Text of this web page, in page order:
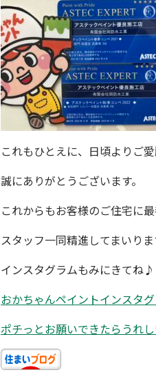
これもひとえに、日頃よりご
誠にありがとうございます。
これからもお客様のご住宅に
スタッフ一同精進してまいりま
インスタグラムもみにきてね♪
おかちゃんペイントインスタ
ポチっとお願いできたらうれ